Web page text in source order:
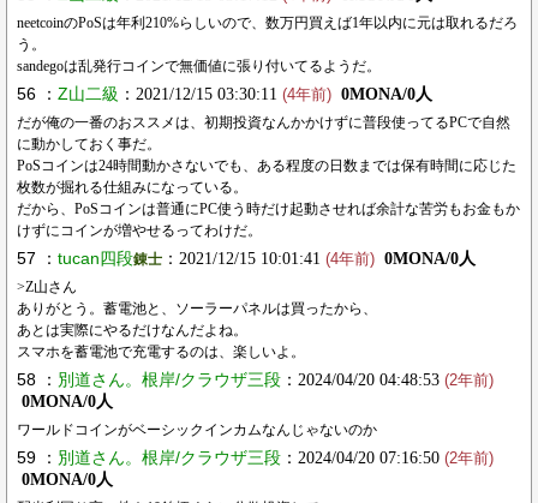
neetcoinのPoSは年利210%らしいので、数万円買えば1年以内に元は取れるだろ
う。
sandegoは乱発行コインで無価値に張り付いてるようだ。
56 ： Z山二級 ：2021/12/15 03:30:11 (4年前) 0MONA/0人
だが俺の一番のおススメは、初期投資なんかかけずに普段使ってるPCで自然
に動かしておく事だ。
PoSコインは24時間動かさないでも、ある程度の日数までは保有時間に応じた
枚数が掘れる仕組みになっている。
だから、PoSコインは普通にPC使う時だけ起動させれば余計な苦労もお金もか
けずにコインが増やせるってわけだ。
57 ： tucan四段錬士 ：2021/12/15 10:01:41 (4年前) 0MONA/0人
>Z山さん
ありがとう。蓄電池と、ソーラーパネルは買ったから、
あとは実際にやるだけなんだよね。
スマホを蓄電池で充電するのは、楽しいよ。
58 ： 別道さん。根岸/クラウザ三段 ：2024/04/20 04:48:53 (2年前)
0MONA/0人
ワールドコインがベーシックインカムなんじゃないのか
59 ： 別道さん。根岸/クラウザ三段 ：2024/04/20 07:16:50 (2年前)
0MONA/0人